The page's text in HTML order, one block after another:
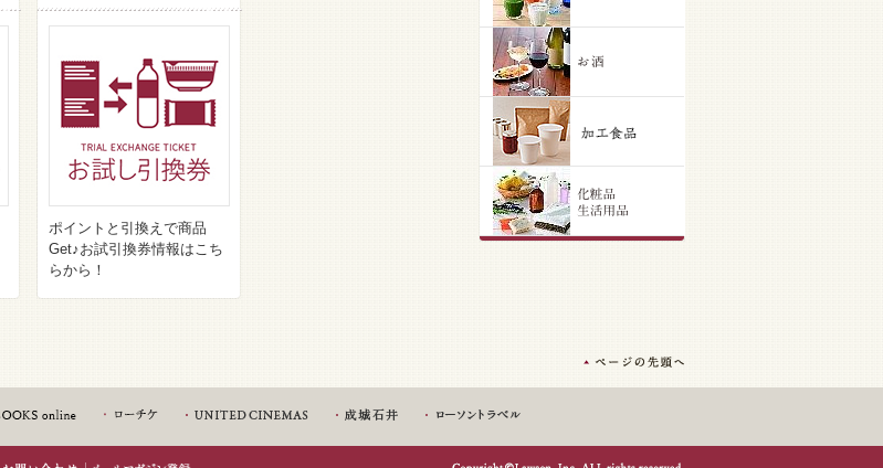
ポイントと引換えで商品
Get♪お試引換券情報はこち
らから！